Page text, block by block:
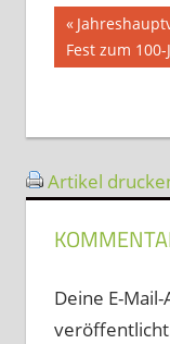
Vorheriger
Beitrag:
Fest zum
Artikel
Deine E-